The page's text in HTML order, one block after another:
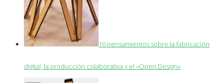
10 pensamientos sobre la fabricación
digital, la producción colaborativa y el «Open Design»